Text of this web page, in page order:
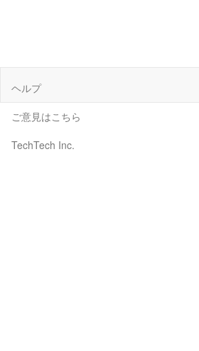
ヘルプ
ご意見はこちら
TechTech Inc.